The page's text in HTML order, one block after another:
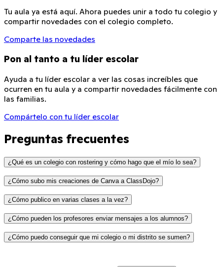
Tu aula ya está aquí. Ahora puedes unir a todo tu colegio y
compartir novedades con el colegio completo.
Comparte las novedades
Pon al tanto a tu líder escolar
Ayuda a tu líder escolar a ver las cosas increíbles que
ocurren en tu aula y a compartir novedades fácilmente con
las familias.
Compártelo con tu líder escolar
Preguntas frecuentes
¿Qué es un colegio con rostering y cómo hago que el mío lo sea?
¿Cómo subo mis creaciones de Canva a ClassDojo?
Hacer clic en el icono de Canva en el editor de
publicaciones.
¿Cómo publico en varias clases a la vez?
Abre una clase y luego crea una publicación de Historia
¿Cómo pueden los profesores enviar mensajes a los alumnos?
¿Cómo puedo conseguir que mi colegio o mi distrito se sumen?